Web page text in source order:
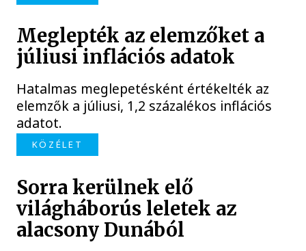
Meglepték az elemzőket a
júliusi inflációs adatok
Hatalmas meglepetésként értékelték az
elemzők a júliusi, 1,2 százalékos inflációs
adatot.
KÖZÉLET
Sorra kerülnek elő
világháborús leletek az
alacsony Dunából